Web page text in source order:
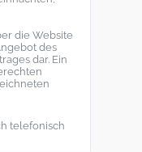
die Website
des
dar. Ein
telefonisch